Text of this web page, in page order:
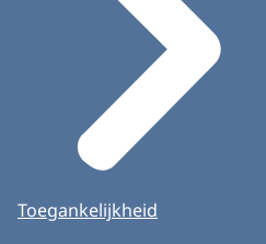
Toegankelijkheid